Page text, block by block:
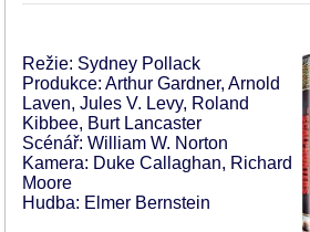
Režie: Sydney Pollack
Produkce: Arthur Gardner, Arnold
Laven, Jules V. Levy, Roland
Kibbee, Burt Lancaster
Scénář: William W. Norton
Kamera: Duke Callaghan, Richard
Moore
Hudba: Elmer Bernstein